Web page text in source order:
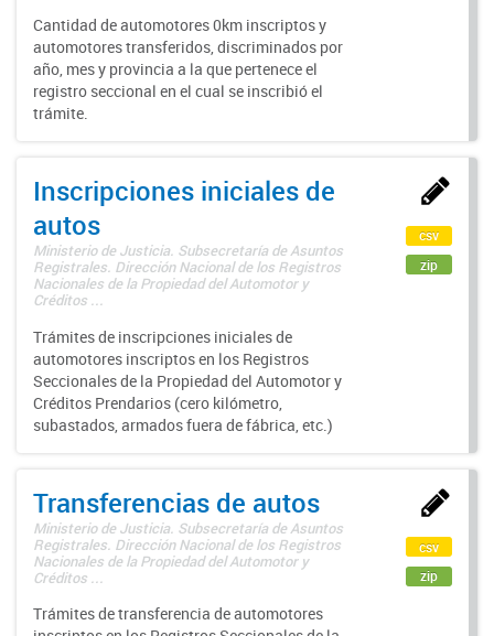
Cantidad de automotores 0km inscriptos y
automotores transferidos, discriminados por
año, mes y provincia a la que pertenece el
registro seccional en el cual se inscribió el
trámite.
Inscripciones iniciales de
autos
Ministerio de Justicia. Subsecretaría de Asuntos
Registrales. Dirección Nacional de los Registros
Nacionales de la Propiedad del Automotor y
Créditos ...
Trámites de inscripciones iniciales de
automotores inscriptos en los Registros
Seccionales de la Propiedad del Automotor y
Créditos Prendarios (cero kilómetro,
subastados, armados fuera de fábrica, etc.)
csv
zip
Transferencias de autos
Ministerio de Justicia. Subsecretaría de Asuntos
Registrales. Dirección Nacional de los Registros
Nacionales de la Propiedad del Automotor y
Créditos ...
Trámites de transferencia de automotores
csv
zip